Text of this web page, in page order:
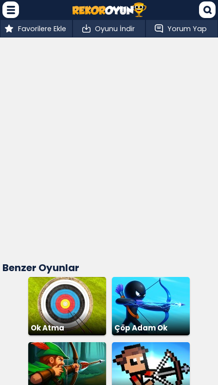
Favorilere Ekle Oyunu İndir Yorum Yap
Benzer Oyunlar
Ok Atma Çöp Adam Ok